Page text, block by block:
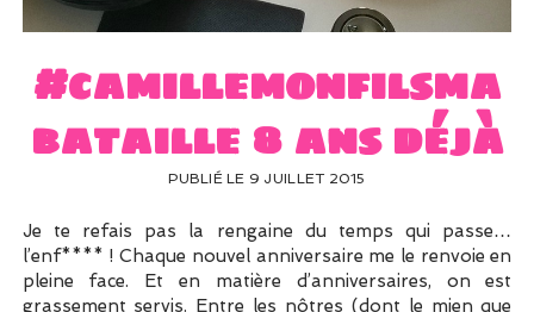
UN PEU DE DÉCO ?
#camillemonfilsma
bataille 8 ans déjà
PUBLIÉ LE 9 JUILLET 2015
Je te refais pas la rengaine du temps qui passe…
l’enf**** ! Chaque nouvel anniversaire me le renvoie en
pleine face. Et en matière d’anniversaires, on est
grassement servis. Entre les nôtres (dont le mien que